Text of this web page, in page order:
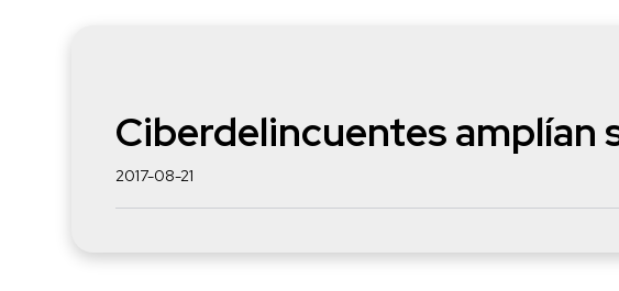
Ciberdelincuentes amplían
2017-08-21